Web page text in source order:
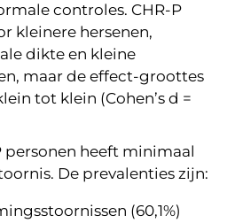
controles. CHR-P
kleinere hersenen,
dikte en kleine
maar de effect-groottes
tot klein (Cohen’s d =
personen heeft minimaal
De prevalenties zijn:
(60,1%)